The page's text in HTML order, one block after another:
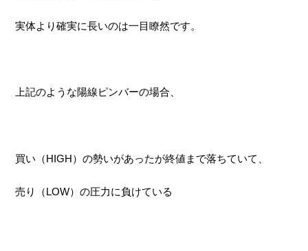
実体より確実に長いのは一目瞭然です。
上記のような陽線ピンバーの場合、
買い（HIGH）の勢いがあったが終値まで落ちていて、
売り（LOW）の圧力に負けている